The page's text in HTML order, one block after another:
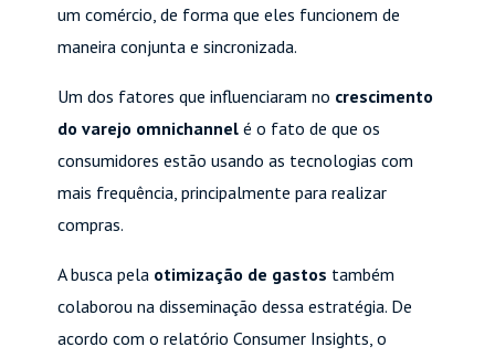
um comércio, de forma que eles funcionem de
maneira conjunta e sincronizada.
Um dos fatores que influenciaram no crescimento
do varejo omnichannel é o fato de que os
consumidores estão usando as tecnologias com
mais frequência, principalmente para realizar
compras.
A busca pela otimização de gastos também
colaborou na disseminação dessa estratégia. De
acordo com o relatório Consumer Insights, o